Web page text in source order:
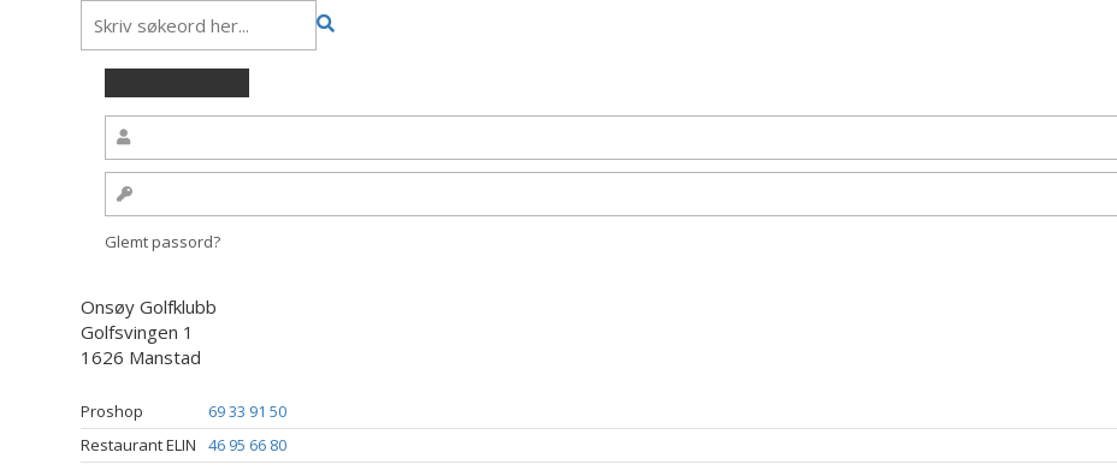
Glemt passord?
Onsøy Golfklubb
Golfsvingen 1
1626 Manstad
Proshop
69 33 91 50
Restaurant ELIN
46 95 66 80